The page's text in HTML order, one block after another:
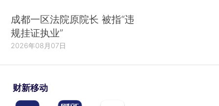
成都一区法院原院长 被指“违
规挂证执业”
2026年08月07日
财新移动